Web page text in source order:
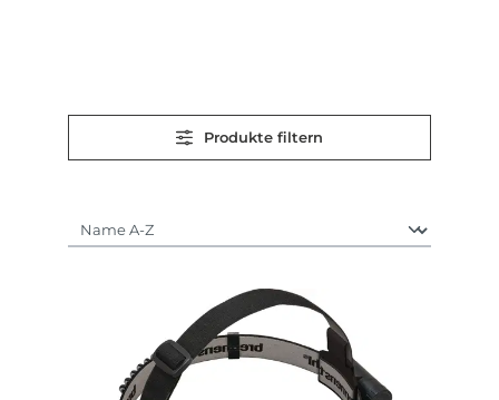
Produkte filtern